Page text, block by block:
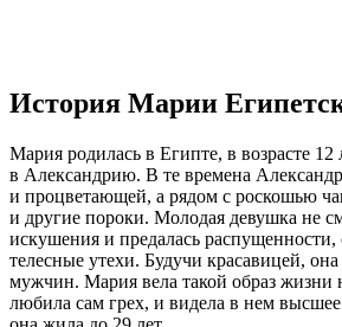
История Марии
Мария родилась в Египте, в возрасте 12
в Александрию. В те времена
и процветающей, а рядом с роскошью
и другие пороки. Молодая девушка не
искушения и предалась распущенности,
телесные утехи. Будучи красавицей,
мужчин. Мария вела такой образ жизни
любила сам грех, и видела в нем